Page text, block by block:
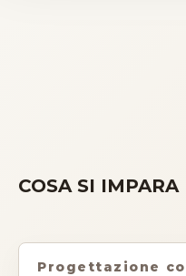
COSA SI IMPARA
Progettazione